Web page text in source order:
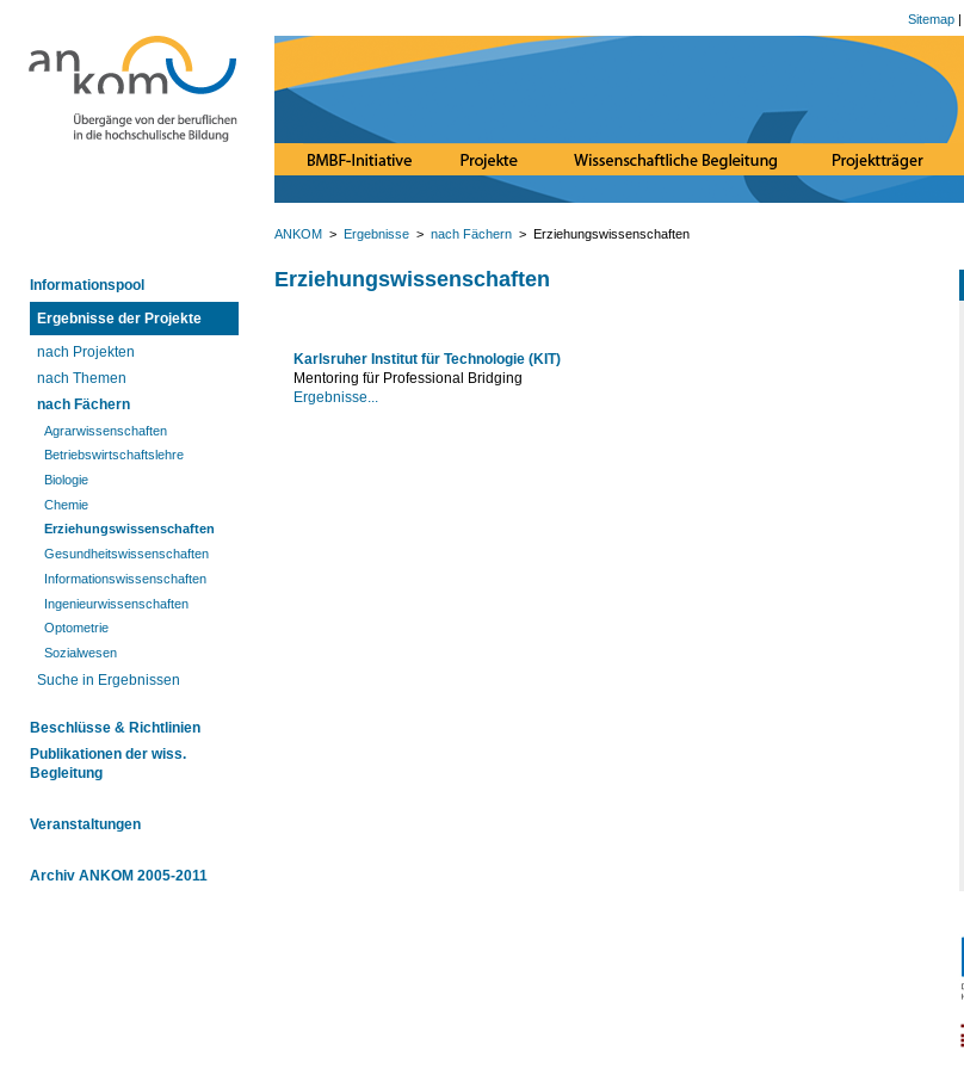
Sitemap |
Informationspool
Ergebnisse der Projekte
nach Projekten
nach Themen
nach Fächern
Agrarwissenschaften
Betriebswirtschaftslehre
Biologie
Chemie
Erziehungswissenschaften
Gesundheitswissenschaften
Informationswissenschaften
Ingenieurwissenschaften
Optometrie
Sozialwesen
Suche in Ergebnissen
Beschlüsse & Richtlinien
Publikationen der wiss.
Begleitung
Veranstaltungen
Archiv ANKOM 2005-2011
ANKOM > Ergebnisse > nach Fächern > Erziehungswissenschaften
Erziehungswissenschaften
Karlsruher Institut für Technologie (KIT)
Mentoring für Professional Bridging
Ergebnisse...